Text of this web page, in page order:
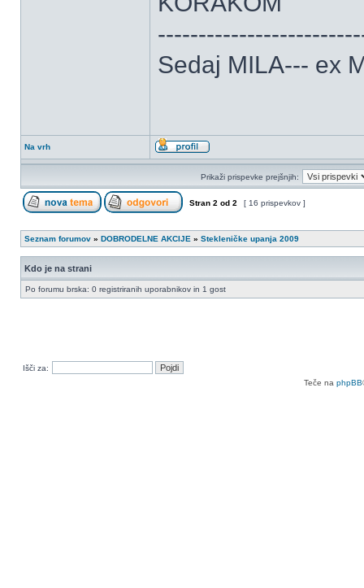
Sedaj MILA--- ex
Na vrh
Prikaži prispevke prejšnjih:
Stran 2 od 2 [ 16 prispevkov ]
Seznam forumov » DOBRODELNE AKCIJE » Stekleničke upanja 2009
Kdo je na strani
Po forumu brska: 0 registriranih uporabnikov in 1 gost
Išči za:
Teče na phpBB